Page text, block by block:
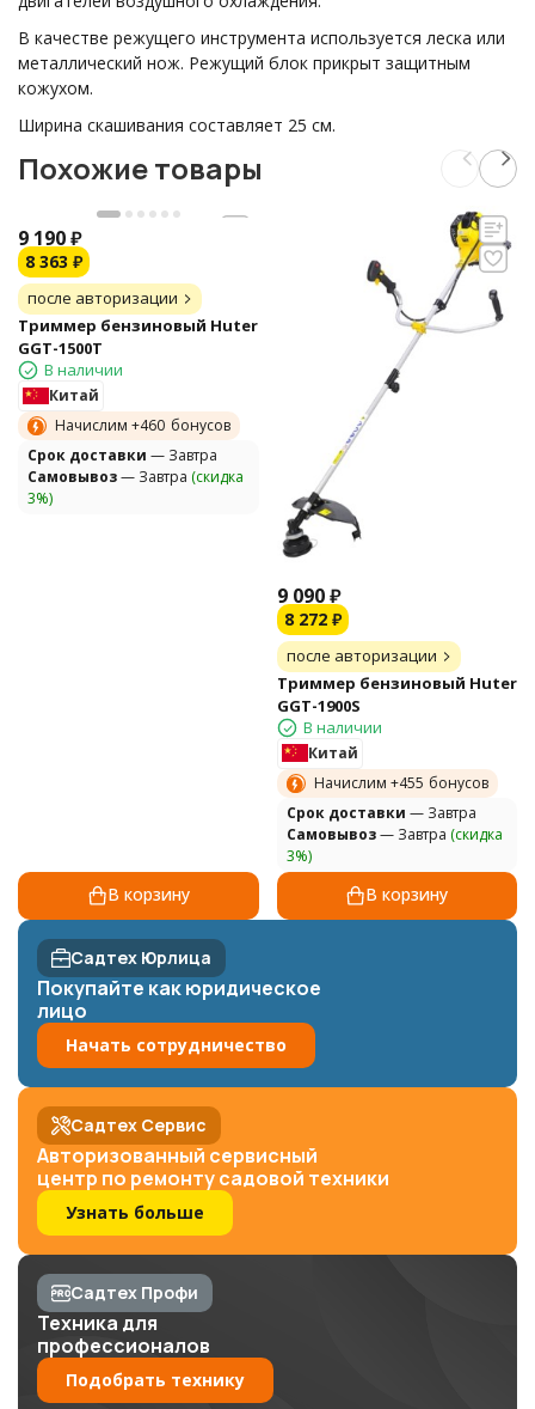
В качестве режущего инструмента используется леска или
металлический нож. Режущий блок прикрыт защитным
кожухом.
Ширина скашивания составляет 25 см.
Похожие товары
9 190₽
8 363 ₽
после авторизации
Триммер бензиновый Huter
GGT-1500T
В наличии
Китай
Начислим +460 бонусов
Cрок доставки — Завтра
Самовывоз— Завтра (скидка
3%)
В корзину
9 090 ₽
8 272 ₽
после авторизации
Триммер бензиновый Huter
GGT-1900S
В наличии
Китай
Начислим +455 бонусов
Cрок доставки — Завтра
Самовывоз— Завтра (скидка
3%)
В корзину
Садтех Юрлица
Покупайте как юридическое
лицо
Начать сотрудничество
Садтех Сервис
Авторизованный сервисный
центр по ремонту садовой техники
Узнать больше
Садтех Профи
Техника для
профессионалов
Подобрать технику